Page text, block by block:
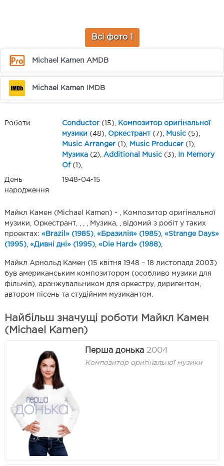
Всі фото 1
Michael Kamen AMDB
Michael Kamen IMDB
Роботи Conductor (15),
Композитор оригінальної
музики (48), Оркестрант(7), Music (5),
Music Arranger (1), Music Producer (1),
Музика (2), Additional Music (3),
In Memory
Of(1),
День
народження
1948-04-15
Майкл Камен (Michael Kamen) - , Композитор оригінальної
музики, Оркестрант, , , , Музика, , відомий з робіт у таких
проектах: «Brazil» (1985) «Бразилiя» (1985) «Strange Days»
(1995) «Дивні дні» (1995) «Die Hard» (1988)
Майкл Арнольд Камен (15 квітня 1948 – 18 листопада 2003)
був американським композитором (особливо музики для
фільмів), аранжувальником для оркестру, диригентом,
автором пісень та студійним музикантом.
Найбільш значущі роботи Майкл Камен
(Michael Kamen)
Перша донька 2004
Композитор оригінальної музики